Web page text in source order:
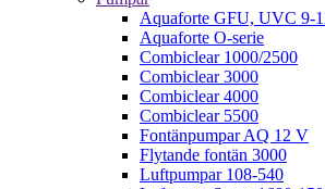
Aquaforte GFU, UVC 9-
Aquaforte O-serie
Combiclear 1000/2500
Combiclear 3000
Combiclear 4000
Combiclear 5500
Fontänpumpar AQ 12 V
Flytande fontän 3000
Luftpumpar 108-540